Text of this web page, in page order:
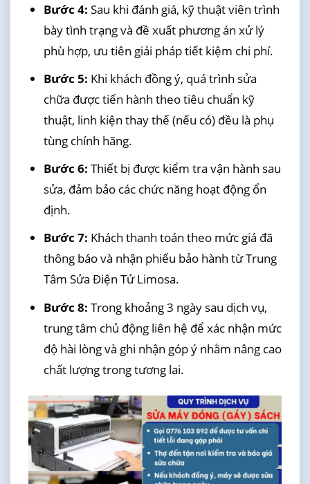
Bước 4: Sau khi đánh giá, kỹ thuật viên trình
bày tình trạng và đề xuất phương án xử lý
phù hợp, ưu tiên giải pháp tiết kiệm chi phí.
Bước 5: Khi khách đồng ý, quá trình sửa
chữa được tiến hành theo tiêu chuẩn kỹ
thuật, linh kiện thay thế (nếu có) đều là phụ
tùng chính hãng.
Bước 6: Thiết bị được kiểm tra vận hành sau
sửa, đảm bảo các chức năng hoạt động ổn
định.
Bước 7: Khách thanh toán theo mức giá đã
thông báo và nhận phiếu bảo hành từ Trung
Tâm Sửa Điện Tử Limosa.
Bước 8: Trong khoảng 3 ngày sau dịch vụ,
trung tâm chủ động liên hệ để xác nhận mức
độ hài lòng và ghi nhận góp ý nhằm nâng cao
chất lượng trong tương lai.